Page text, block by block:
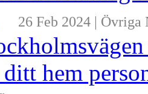
26 Feb 2024 | Övriga
ditt hem